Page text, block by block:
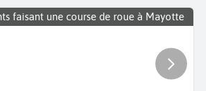
faisant une course de roue à Mayotte